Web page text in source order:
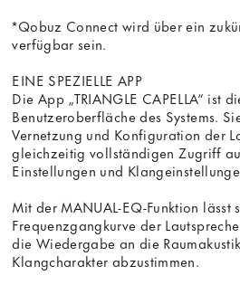
*Qobuz Connect wird über ein
verfügbar sein.
EINE SPEZIELLE APP
Die App „TRIANGLE CAPELLA“ ist
Benutzeroberfläche des Systems.
Vernetzung und Konfiguration der
gleichzeitig vollständigen Zugriff
Einstellungen und
Mit der MANUAL-EQ-Funktion lässt
Frequenzgangkurve der
die Wiedergabe an die
Klangcharakter abzustimmen.